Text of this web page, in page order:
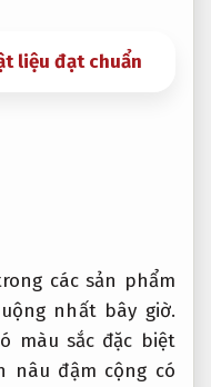
liệu đạt chuẩn
các sản phẩm
nhất bây giờ.
màu sắc đặc biệt
nâu đậm cộng có